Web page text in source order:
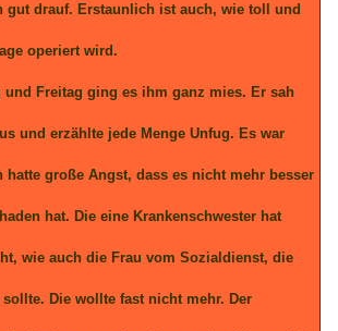
gut drauf. Erstaunlich ist auch, wie toll und
operiert wird.
und Freitag ging es ihm ganz mies. Er sah
und erzählte jede Menge Unfug. Es war
hatte große Angst, dass es nicht mehr besser
hat. Die eine Krankenschwester hat
wie auch die Frau vom Sozialdienst, die
Die wollte fast nicht mehr. Der